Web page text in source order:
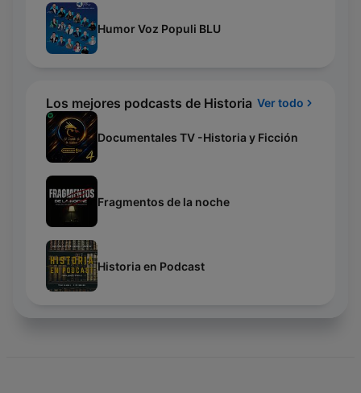
Humor Voz Populi BLU
Los mejores podcasts de Historia Ver todo
Documentales TV -Historia y Ficción
Fragmentos de la noche
Historia en Podcast